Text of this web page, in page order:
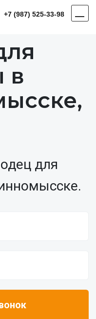
+7 (987) 525-33-98
в
для